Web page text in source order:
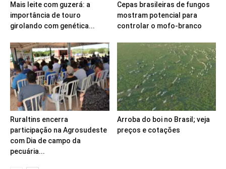
Mais leite com guzerá: a
importância de touro
girolando com genética...
Cepas brasileiras de fungos
mostram potencial para
controlar o mofo-branco
Ruraltins encerra
participação na Agrosudeste
com Dia de campo da
pecuária...
Arroba do boi no Brasil; veja
preços e cotações